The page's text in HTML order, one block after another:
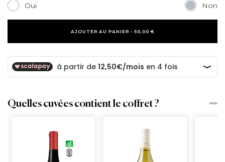
Oui Non
AJOUTER AU PANIER - 50,00 €
Quelles cuvées contient le coffret ?